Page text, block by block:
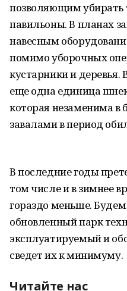
позволяющим убирать
павильоны. В планах
навесным
помимо уборочных
кустарники и деревья.
еще одна единица
которая незаменима в
завалами в период
В последние годы
том числе и в зимнее
гораздо меньше.
обновленный парк
эксплуатируемый и
сведет их к минимуму.
Читайте нас